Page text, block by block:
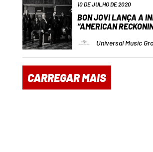
10 DE JULHO DE 2020
BON JOVI LANÇA A
“AMERICAN
Universal Music
CARREGAR MAIS